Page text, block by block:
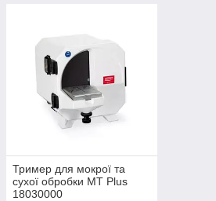
Тример для мокрої та
сухої обробки MT Plus
18030000